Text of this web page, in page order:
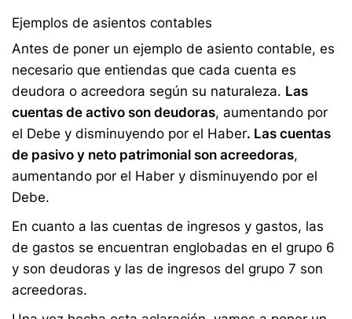
Ejemplos de asientos contables
Antes de poner un ejemplo de asiento contable, es
necesario que entiendas que cada cuenta es
deudora o acreedora según su naturaleza. Las
cuentas de activo son deudoras, aumentando por
el Debe y disminuyendo por el Haber. Las cuentas
de pasivo y neto patrimonial son acreedoras,
aumentando por el Haber y disminuyendo por el
Debe.
En cuanto a las cuentas de ingresos y gastos, las
de gastos se encuentran englobadas en el grupo 6
y son deudoras y las de ingresos del grupo 7 son
acreedoras.